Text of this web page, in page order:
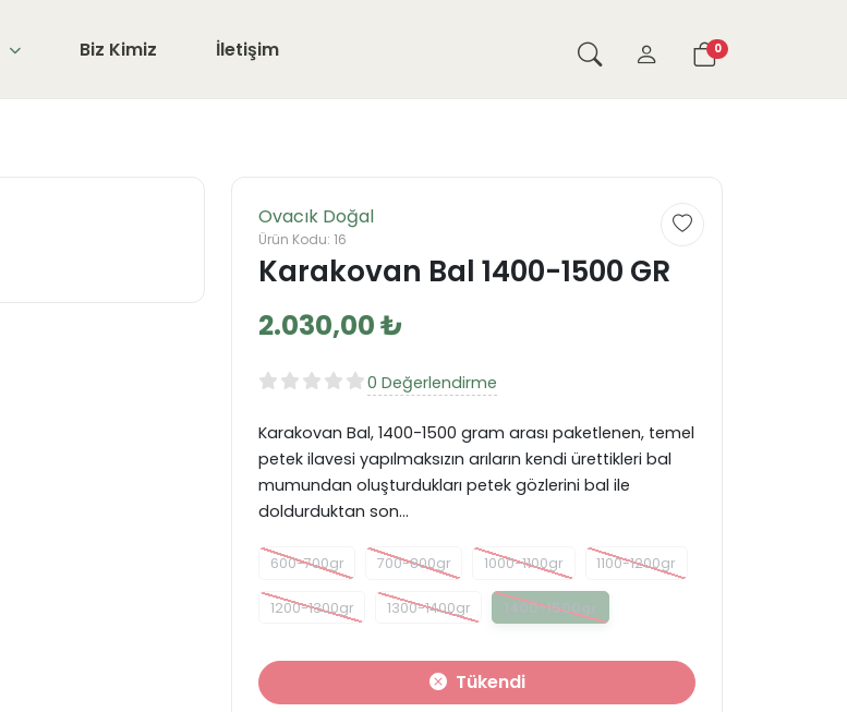
Biz Kimiz İletişim 0
Ovacık Doğal
Ürün Kodu: 16
Karakovan Bal 1400-1500 GR
2.030,00 ₺
0 Değerlendirme
Karakovan Bal, 1400-1500 gram arası paketlenen, temel
petek ilavesi yapılmaksızın arıların kendi ürettikleri bal
mumundan oluşturdukları petek gözlerini bal ile
doldurduktan son...
600-700gr 700-800gr 1000-1100gr 1100-1200gr
1200-1300gr 1300-1400gr 1400-1500gr
Tükendi